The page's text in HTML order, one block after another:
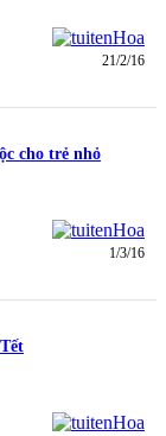
21/2/16
cho trẻ nhỏ
1/3/16